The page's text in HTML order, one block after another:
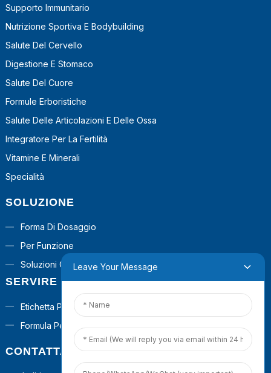
Supporto Immunitario
Nutrizione Sportiva E Bodybuilding
Salute Del Cervello
Digestione E Stomaco
Salute Del Cuore
Formule Erboristiche
Salute Delle Articolazioni E Delle Ossa
Integratore Per La Fertilità
Vitamine E Minerali
Specialità
SOLUZIONE
Forma Di Dosaggio
Per Funzione
Soluzioni Chiavi In ​​mano
SERVIRE
Etichetta Privata
Formula Personalizzata
CONTATTACI
Leave Your Message